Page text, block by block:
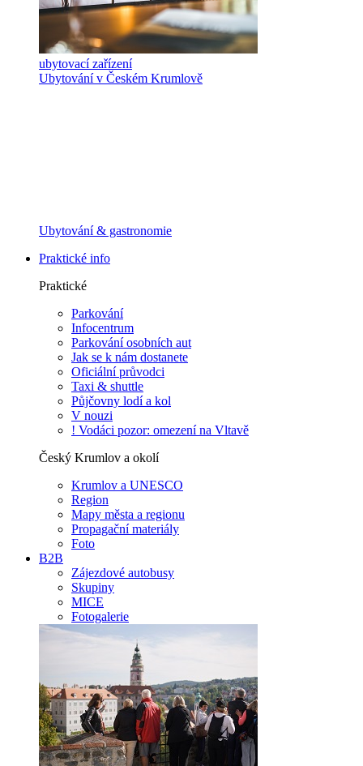
ubytovací zařízení
Ubytování v Českém Krumlově
Ubytování & gastronomie
Praktické info
Praktické
Parkování
Infocentrum
Parkování osobních aut
Jak se k nám dostanete
Oficiální průvodci
Taxi & shuttle
Půjčovny lodí a kol
V nouzi
! Vodáci pozor: omezení na Vltavě
Český Krumlov a okolí
Krumlov a UNESCO
Region
Mapy města a regionu
Propagační materiály
Foto
B2B
Zájezdové autobusy
Skupiny
MICE
Fotogalerie